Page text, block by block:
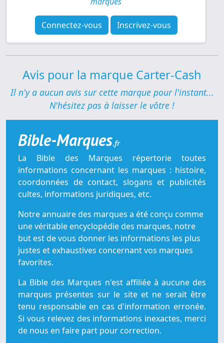
Connectez-vous Inscrivez-vous
Avis pour la marque Carter-Cash
Il n'y a aucun avis sur cette marque pour l'instant...
N'hésitez pas à laisser le vôtre !
Bible-Marques.fr
La Bible des Marques répertorie toutes
informations concernant les marques : histoire,
coordonnées de contact, slogans et publicités
cultes, informations juridiques, etc.
Notre annuaire des marques a été conçu comme
une véritable encyclopédie des marques, notre
but est de vous donner les informations les plus
justes et exhaustives concernant vos marques
favorites.
La Bible des Marques n'est affiliée à aucune des
marques présentes sur le site et ne serait être
tenu responsable en cas d'information erronée.
Si vous relevez des informations inexactes, merci
de nous en faire part pour correction.